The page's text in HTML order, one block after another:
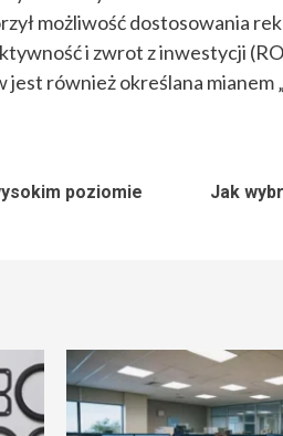
możliwość dostosowania
i zwrot z inwestycji
również określana mianem
poziomie
Jak